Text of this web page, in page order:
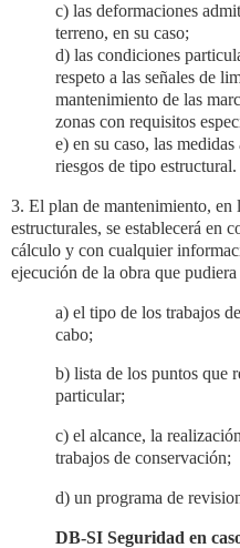
c) las deformaciones
terreno, en su caso;
d) las condiciones
respeto a las señales de
mantenimiento de las
zonas con requisitos
e) en su caso, las
riesgos de tipo estructural.
3. El plan de mantenimiento, en
estructurales, se establecerá en
cálculo y con cualquier
ejecución de la obra que
a) el tipo de los trabajos
cabo;
b) lista de los puntos que
particular;
c) el alcance, la
trabajos de conservación;
d) un programa de
DB-SI Seguridad en